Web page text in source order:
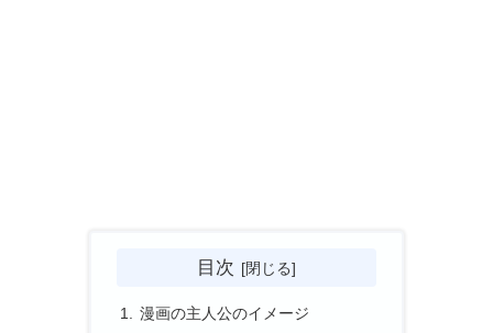
目次
漫画の主人公のイメージ